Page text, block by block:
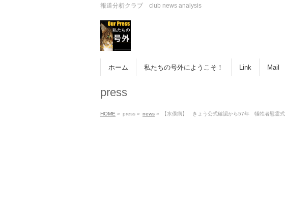
報道分析クラブ club news analysis
ホーム 私たちの号外にようこそ！ Link Mail
press
HOME » press » news » 【水俣病】 きょう公式確認から57年 犠牲者慰霊式